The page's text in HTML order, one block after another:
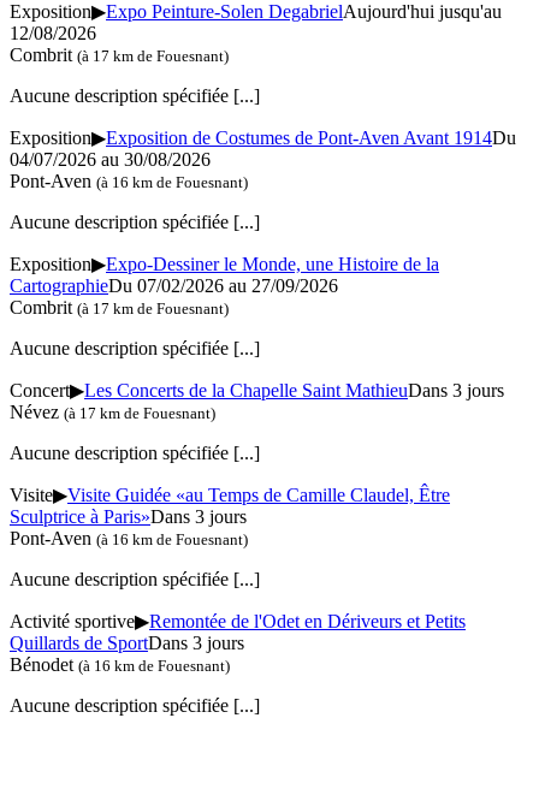
Exposition▶Expo Peinture-Solen DegabrielAujourd'hui jusqu'au
12/08/2026
Combrit (à 17 km de Fouesnant)
Aucune description spécifiée [...]
Exposition▶Exposition de Costumes de Pont-Aven Avant 1914Du
04/07/2026 au 30/08/2026
Pont-Aven (à 16 km de Fouesnant)
Aucune description spécifiée [...]
Exposition▶Expo-Dessiner le Monde, une Histoire de la
CartographieDu 07/02/2026 au 27/09/2026
Combrit (à 17 km de Fouesnant)
Aucune description spécifiée [...]
Concert▶Les Concerts de la Chapelle Saint MathieuDans 3 jours
Névez (à 17 km de Fouesnant)
Aucune description spécifiée [...]
Visite▶Visite Guidée «au Temps de Camille Claudel, Être
Sculptrice à Paris»Dans 3 jours
Pont-Aven (à 16 km de Fouesnant)
Aucune description spécifiée [...]
Activité sportive▶Remontée de l'Odet en Dériveurs et Petits
Quillards de SportDans 3 jours
Bénodet (à 16 km de Fouesnant)
Aucune description spécifiée [...]